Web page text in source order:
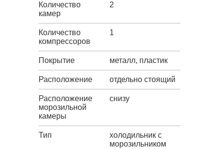
Количество
камер
2
Количество
компрессоров
1
Покрытие металл, пластик
Расположение отдельно стоящий
Расположение
морозильной
камеры
снизу
Тип
холодильник с
морозильником